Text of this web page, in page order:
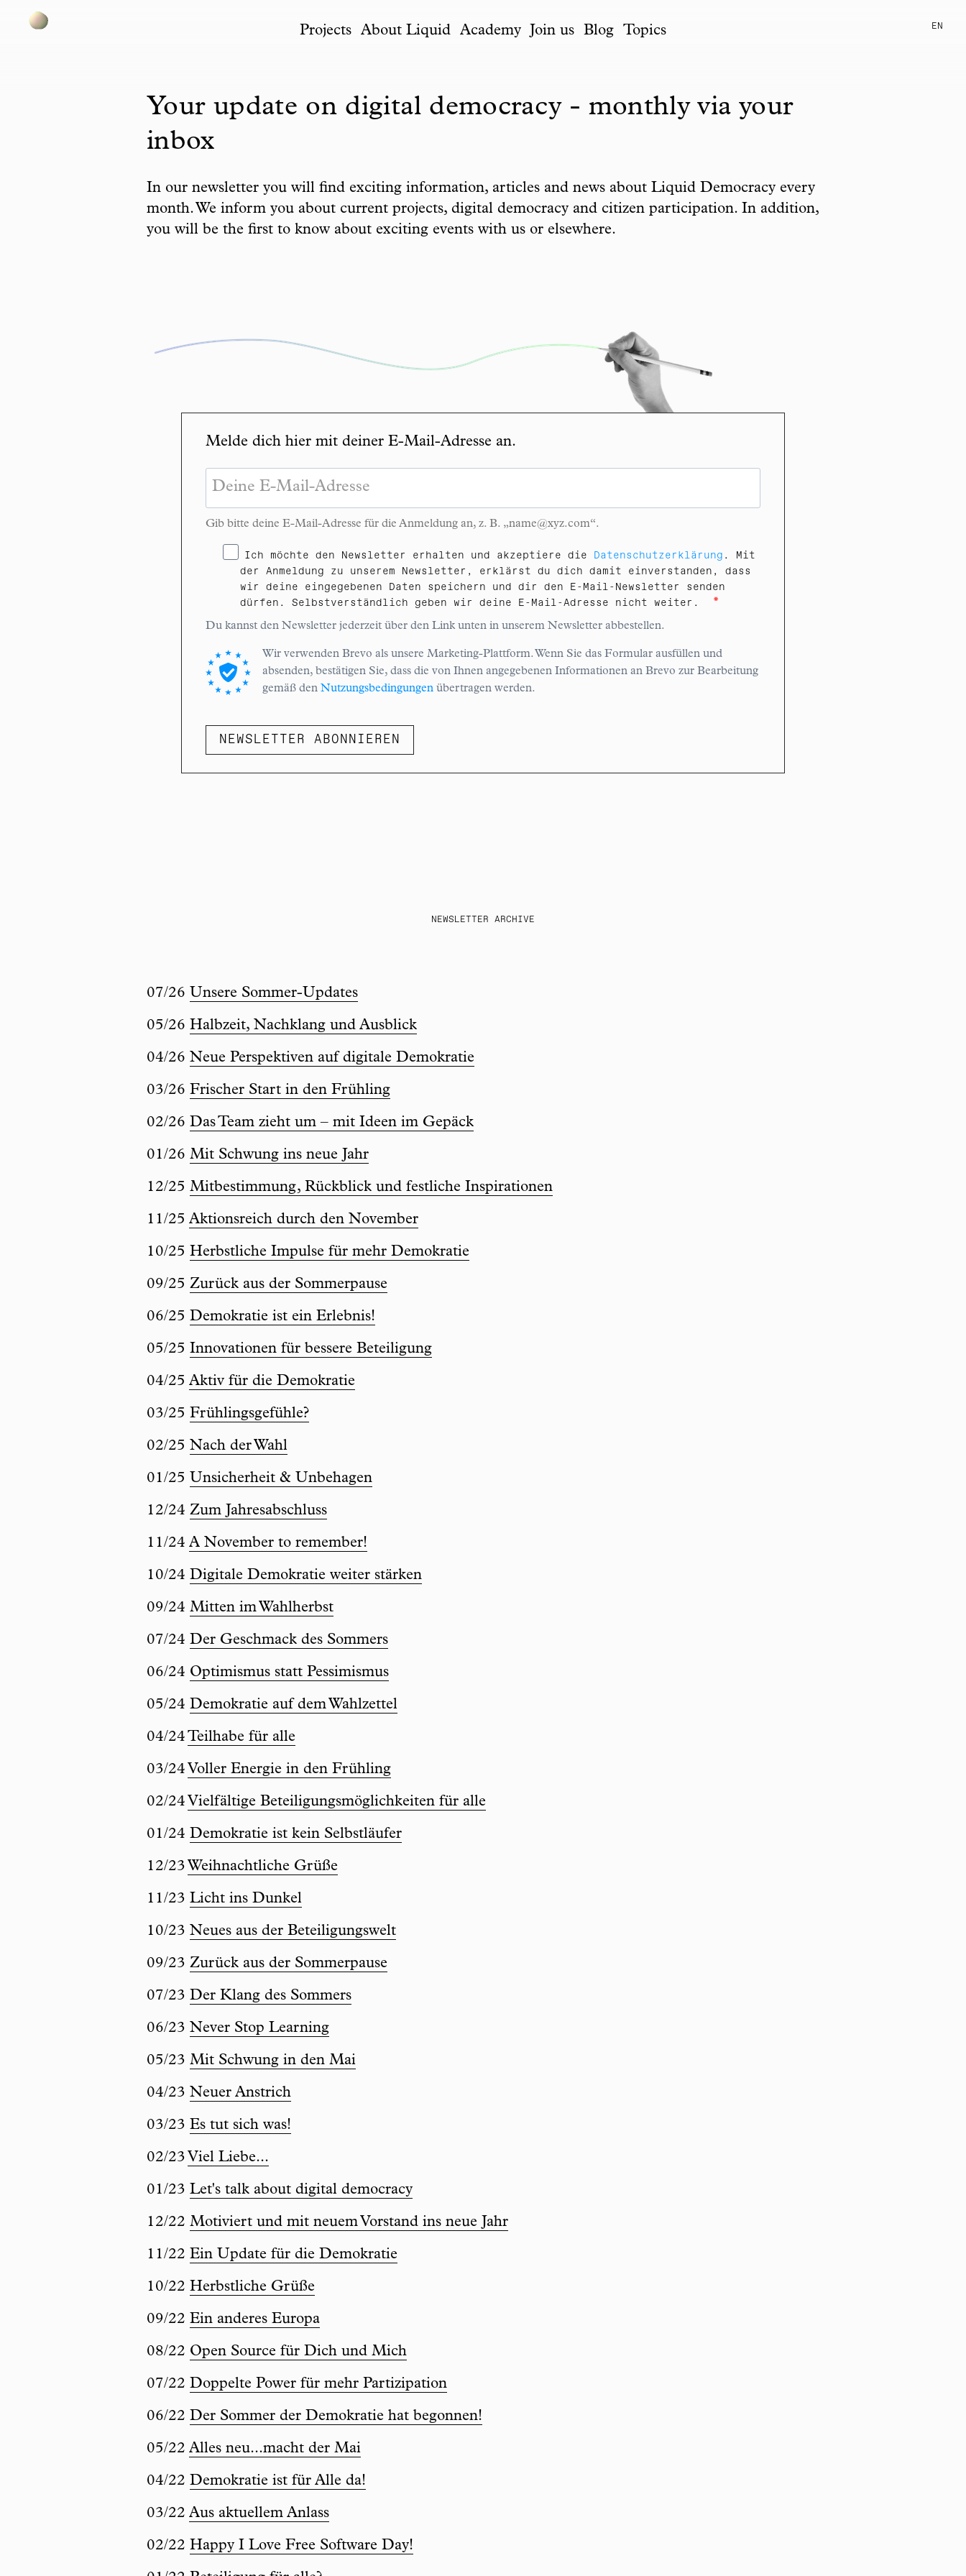
Projects About Liquid Academy Join us Blog Topics EN
Your update on digital democracy - monthly via your
inbox
In our newsletter you will find exciting information, articles and news about Liquid Democracy every
month. We inform you about current projects, digital democracy and citizen participation. In addition,
you will be the first to know about exciting events with us or elsewhere.
Melde dich hier mit deiner E-Mail-Adresse an.
Gib bitte deine E-Mail-Adresse für die Anmeldung an, z. B. „name@xyz.com“.
Ich möchte den Newsletter erhalten und akzeptiere die Datenschutzerklärung . Mit
der Anmeldung zu unserem Newsletter, erklärst du dich damit einverstanden, dass
wir deine eingegebenen Daten speichern und dir den E-Mail-Newsletter senden
dürfen. Selbstverständlich geben wir deine E-Mail-Adresse nicht weiter.
Du kannst den Newsletter jederzeit über den Link unten in unserem Newsletter abbestellen.
Wir verwenden Brevo als unsere Marketing-Plattform. Wenn Sie das Formular ausfüllen und
absenden, bestätigen Sie, dass die von Ihnen angegebenen Informationen an Brevo zur Bearbeitung
gemäß den Nutzungsbedingungen übertragen werden.
NEWSLETTER ABONNIEREN
NEWSLETTER ARCHIVE
07/26 Unsere Sommer-Updates
05/26 Halbzeit, Nachklang und Ausblick
04/26 Neue Perspektiven auf digitale Demokratie
03/26 Frischer Start in den Frühling
02/26 Das Team zieht um – mit Ideen im Gepäck
01/26 Mit Schwung ins neue Jahr
12/25 Mitbestimmung, Rückblick und festliche Inspirationen
11/25 Aktionsreich durch den November
10/25 Herbstliche Impulse für mehr Demokratie
09/25 Zurück aus der Sommerpause
06/25 Demokratie ist ein Erlebnis!
05/25 Innovationen für bessere Beteiligung
04/25 Aktiv für die Demokratie
03/25 Frühlingsgefühle?
02/25 Nach der Wahl
01/25 Unsicherheit & Unbehagen
12/24 Zum Jahresabschluss
11/24 A November to remember!
10/24 Digitale Demokratie weiter stärken
09/24 Mitten im Wahlherbst
07/24 Der Geschmack des Sommers
06/24 Optimismus statt Pessimismus
05/24 Demokratie auf dem Wahlzettel
04/24Teilhabe für alle
03/24 Voller Energie in den Frühling
02/24 Vielfältige Beteiligungsmöglichkeiten für alle
01/24 Demokratie ist kein Selbstläufer
12/23 Weihnachtliche Grüße
11/23 Licht ins Dunkel
10/23 Neues aus der Beteiligungswelt
09/23 Zurück aus der Sommerpause
07/23 Der Klang des Sommers
06/23 Never Stop Learning
05/23 Mit Schwung in den Mai
04/23 Neuer Anstrich
03/23 Es tut sich was!
02/23 Viel Liebe...
01/23 Let's talk about digital democracy
12/22 Motiviert und mit neuem Vorstand ins neue Jahr
11/22 Ein Update für die Demokratie
10/22 Herbstliche Grüße
09/22 Ein anderes Europa
08/22 Open Source für Dich und Mich
07/22 Doppelte Power für mehr Partizipation
06/22 Der Sommer der Demokratie hat begonnen!
05/22 Alles neu...macht der Mai
04/22 Demokratie ist für Alle da!
03/22 Aus aktuellem Anlass
02/22 Happy I Love Free Software Day!